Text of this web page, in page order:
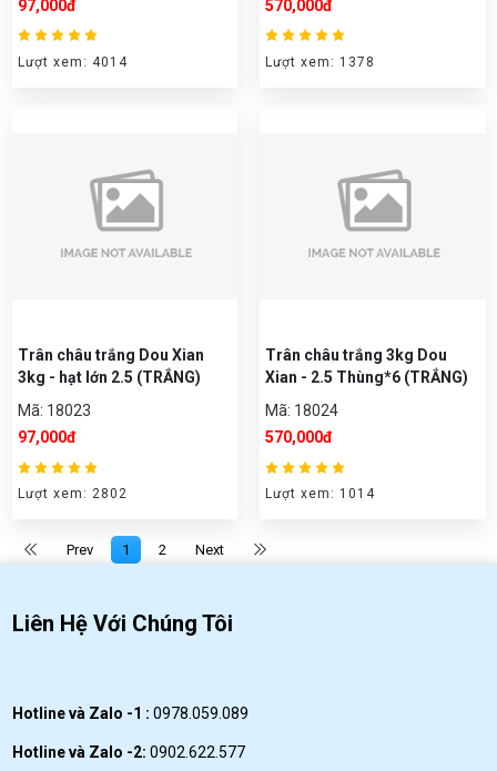
97,000đ
Lượt xem: 4014
570,000đ
Lượt xem: 1378
Trân châu trắng Dou Xian
3kg - hạt lớn 2.5 (TRẮNG)
Mã: 18023
97,000đ
Lượt xem: 2802
Trân châu trắng 3kg Dou
Xian - 2.5 Thùng*6 (TRẮNG)
Mã: 18024
570,000đ
Lượt xem: 1014
Prev 1 2 Next
Liên Hệ Với Chúng Tôi
Hotline và Zalo -1 : 0978.059.089
Hotline và Zalo -2: 0902.622.577